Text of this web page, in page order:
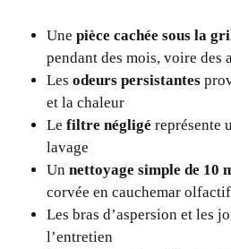
Une pièce cachée sous la
pendant des mois, voire des
Les odeurs persistantes
et la chaleur
Le filtre négligé représente
lavage
Un nettoyage simple de 10
corvée en cauchemar olfactif
Les bras d’aspersion et les
l’entretien